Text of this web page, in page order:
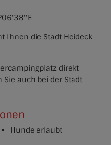
Ihnen die Stadt Heideck
direkt
auch bei der Stadt
Hunde erlaubt